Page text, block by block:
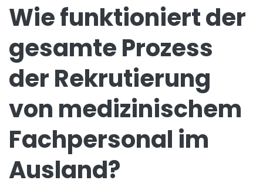
Wie funktioniert der
gesamte Prozess
der Rekrutierung
von medizinischem
Fachpersonal im
Ausland?